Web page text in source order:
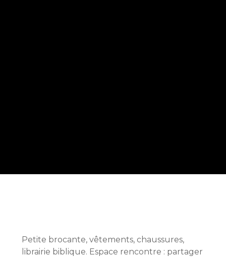
Petite brocante, vêtements, chaussures,
librairie biblique. Espace rencontre : partager